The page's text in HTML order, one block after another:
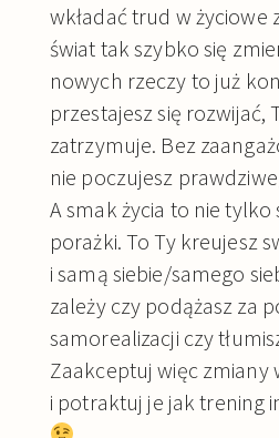
wkładać trud w życiowe
świat tak szybko się
nowych rzeczy to już
przestajesz się rozwijać,
zatrzymuje. Bez
nie poczujesz
A smak życia to nie tylko
porażki. To Ty kreujesz
i samą siebie/samego
zależy czy podążasz za
samorealizacji czy
Zaakceptuj więc zmiany
i potraktuj je jak trening